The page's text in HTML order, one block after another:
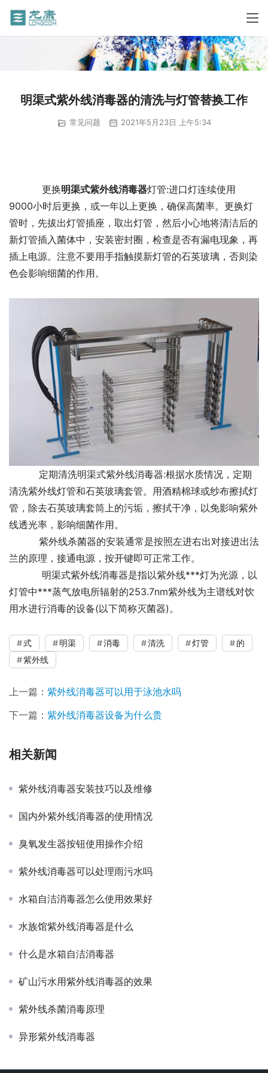
明渠式紫外线消毒器的清洗与灯管替换工作
常见问题 2021年5月23日 上午5:34
更换明渠式紫外线消毒器灯管:进口灯连续使用
9000小时后更换，或一年以上更换，确保高菌率。更换灯
管时，先拔出灯管插座，取出灯管，然后小心地将清洁后的
新灯管插入菌体中，安装密封圈，检查是否有漏电现象，再
插上电源。注意不要用手指触摸新灯管的石英玻璃，否则染
色会影响细菌的作用。
定期清洗明渠式紫外线消毒器:根据水质情况，定期
清洗紫外线灯管和石英玻璃套管。用酒精棉球或纱布擦拭灯
管，除去石英玻璃套筒上的污垢，擦拭干净，以免影响紫外
线透光率，影响细菌作用。
紫外线杀菌器的安装通常是按照左进右出对接进出法
兰的原理，接通电源，按开键即可正常工作。
明渠式紫外线消毒器是指以紫外线***灯为光源，以
灯管中***蒸气放电所辐射的253.7nm紫外线为主谱线对饮
用水进行消毒的设备(以下简称灭菌器)。
式 明渠 消毒 清洗 灯管
的
紫外线
上一篇： 紫外线消毒器可以用于泳池水吗
下一篇： 紫外线消毒器设备为什么贵
相关新闻
紫外线消毒器安装技巧以及维修
国内外紫外线消毒器的使用情况
臭氧发生器按钮使用操作介绍
紫外线消毒器可以处理雨污水吗
水箱自洁消毒器怎么使用效果好
水族馆紫外线消毒器是什么
什么是水箱自洁消毒器
矿山污水用紫外线消毒器的效果
紫外线杀菌消毒原理
异形紫外线消毒器